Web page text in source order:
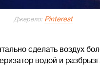
Джерело: Pinterest
сделать воздух
водой и